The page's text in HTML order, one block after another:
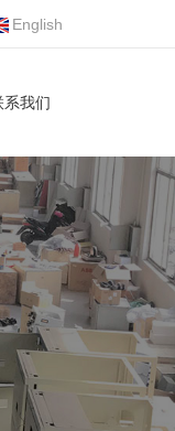
English
系我们